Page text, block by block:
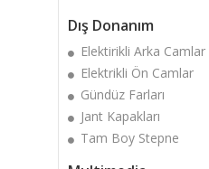
Dış Donanım
Elektirikli Arka Camlar
Elektrikli Ön Camlar
Gündüz Farları
Jant Kapakları
Tam Boy Stepne